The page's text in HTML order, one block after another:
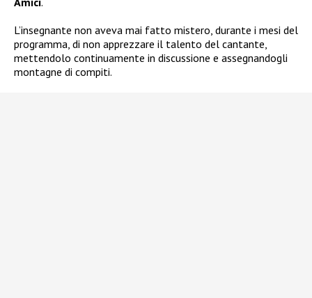
L’insegnante non aveva mai fatto mistero, durante i mesi del
programma, di non apprezzare il talento del cantante,
mettendolo continuamente in discussione e assegnandogli
montagne di compiti.